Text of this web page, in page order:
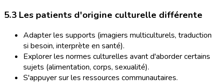
5.3 Les patients d'origine culturelle différente
Adapter les supports (imagiers multiculturels, traduction
si besoin, interprète en santé).
Explorer les normes culturelles avant d'aborder certains
sujets (alimentation, corps, sexualité).
S'appuyer sur les ressources communautaires.